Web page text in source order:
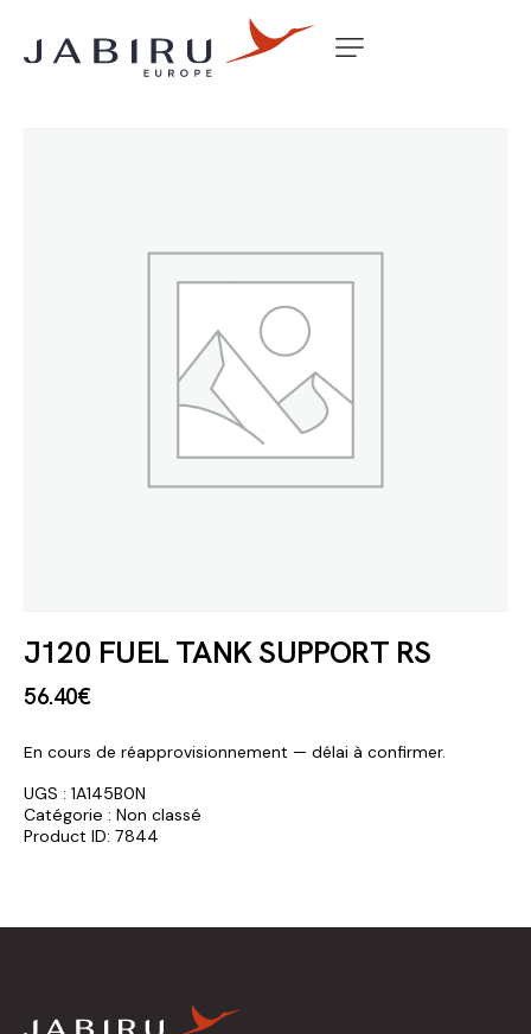
Accueil Non classé
J120 FUEL TANK SUPPORT RS
56.40€
En cours de réapprovisionnement — délai à confirmer.
UGS : 1A145B0N
Catégorie : Non classé
Product ID: 7844